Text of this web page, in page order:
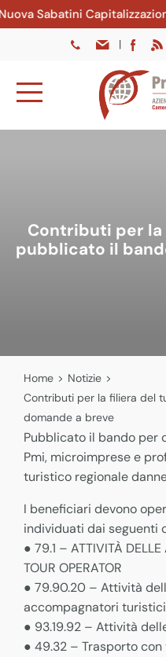
Sabatini Capitalizzazione”
|
Contributi per
pubblicato il
Home > Notizie >
Contributi per la filiera del
domande a breve
Pubblicato il bando per
Pmi, microimprese e
turistico regionale
I beneficiari devono
individuati dai seguenti
● 79.1 – ATTIVITÀ
TOUR OPERATOR
● 79.90.20 – Attività
accompagnatori turistici
● 93.19.92 – Attività
● 49.32 – Trasporto